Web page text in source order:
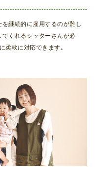
を継続的に雇用するのが難し
くれるシッターさんが必
柔軟に対応できます｡